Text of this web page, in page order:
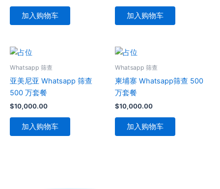
加入购物车 加入购物车
Whatsapp 筛查
亚美尼亚 Whatsapp 筛查
500 万套餐
$10,000.00
加入购物车
Whatsapp 筛查
柬埔寨 Whatsapp筛查 500
万套餐
$10,000.00
加入购物车